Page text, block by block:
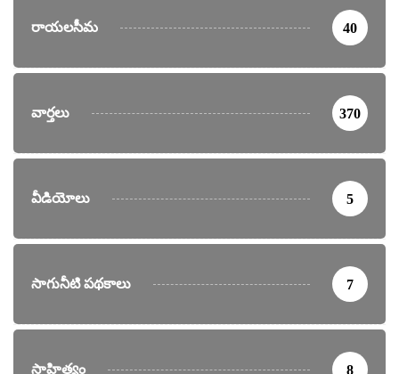
రాయలసీమ 40
వార్తలు 370
వీడియోలు 5
సాగునీటి పథకాలు 7
సాహిత్యం 8